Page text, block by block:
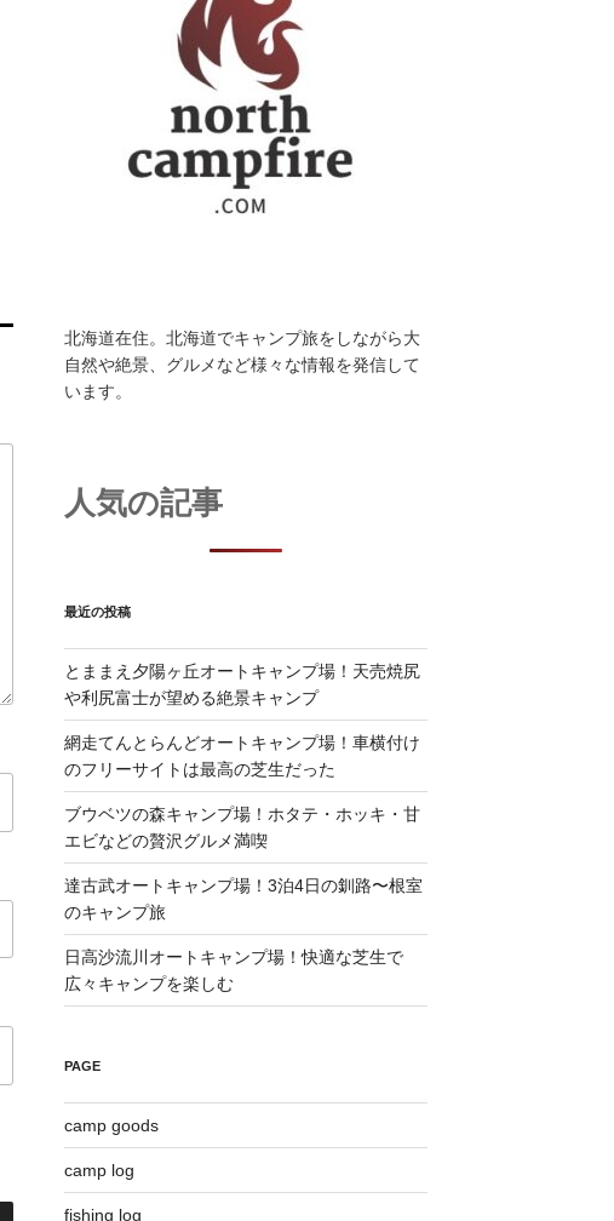
北海道在住。北海道でキャンプ旅をしながら大
自然や絶景、グルメなど様々な情報を発信して
います。
人気の記事
最近の投稿
とままえ夕陽ヶ丘オートキャンプ場！天売焼尻
や利尻富士が望める絶景キャンプ
網走てんとらんどオートキャンプ場！車横付け
のフリーサイトは最高の芝生だった
ブウベツの森キャンプ場！ホタテ・ホッキ・甘
エビなどの贅沢グルメ満喫
達古武オートキャンプ場！3泊4日の釧路〜根室
のキャンプ旅
日高沙流川オートキャンプ場！快適な芝生で
広々キャンプを楽しむ
PAGE
camp goods
camp log
fishing log